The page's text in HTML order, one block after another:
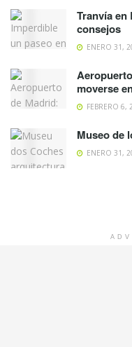
Tranvía
consejos
ENERO 31,
moverse
FEBRERO 6,
Museo de
ENERO 31,